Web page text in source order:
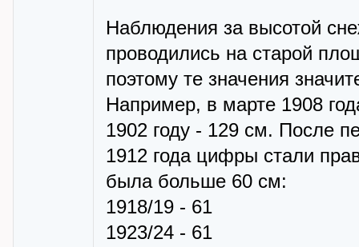
Наблюдения за высотой
проводились на старой
поэтому те значения
Например, в марте 1908
1902 году - 129 см. После
1912 года цифры стали
была больше 60 см:
1918/19 - 61
1923/24 - 61